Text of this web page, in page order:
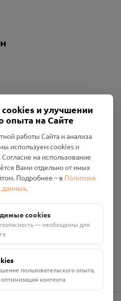
«Смоленский
Смоленская область, р-н
д. 26А, пом. 18
в АО "АЛЬФА-БАНК"
и улучшении
опыта на Сайте
работы Сайта и анализа
используем cookies и
на использование
Вами отдельно от иных
Подробнее – в Политике
данных.
cookies
— необходимы для
пользовательского опыта,
оптимизация контента